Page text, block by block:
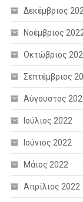
Δεκέμβριος
Νοέμβριος
Οκτώβριος
Σεπτέμβριος
Αύγουστος
Ιούλιος 2022
Ιούνιος 2022
Μάιος 2022
Απρίλιος 2022